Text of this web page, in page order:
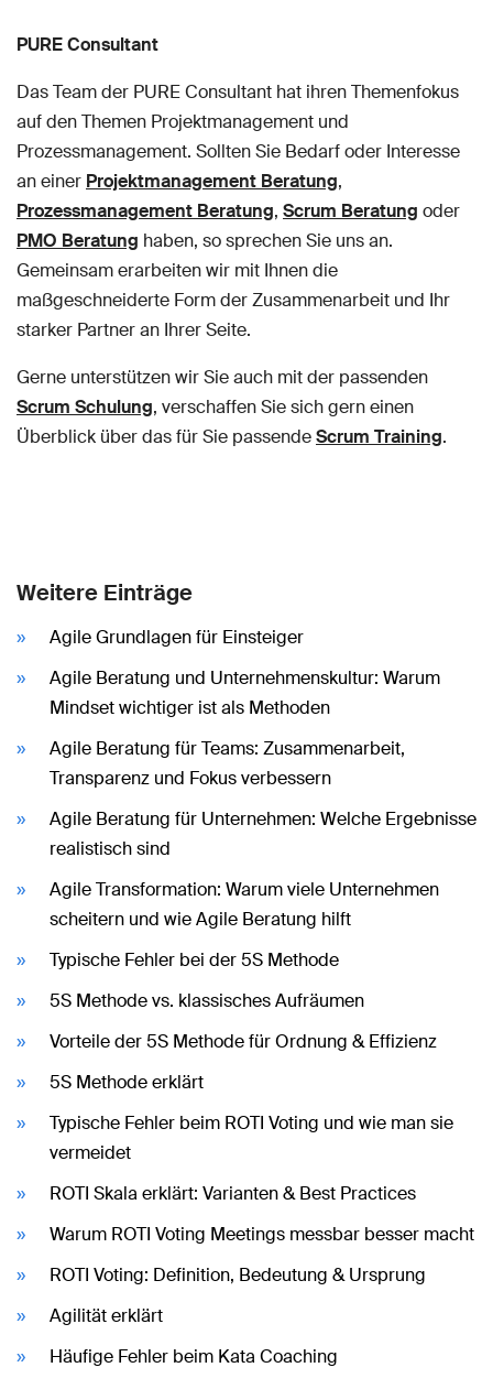
PURE Consultant
Das Team der PURE Consultant hat ihren Themenfokus
auf den Themen Projektmanagement und
Prozessmanagement. Sollten Sie Bedarf oder Interesse
an einer Projektmanagement Beratung,
Prozessmanagement Beratung, Scrum Beratung oder
PMO Beratung haben, so sprechen Sie uns an.
Gemeinsam erarbeiten wir mit Ihnen die
maßgeschneiderte Form der Zusammenarbeit und Ihr
starker Partner an Ihrer Seite.
Gerne unterstützen wir Sie auch mit der passenden
Scrum Schulung, verschaffen Sie sich gern einen
Überblick über das für Sie passendeScrum Training.
Weitere Einträge
Agile Grundlagen für Einsteiger
Agile Beratung und Unternehmenskultur: Warum
Mindset wichtiger ist als Methoden
Agile Beratung für Teams: Zusammenarbeit,
Transparenz und Fokus verbessern
Agile Beratung für Unternehmen: Welche Ergebnisse
realistisch sind
Agile Transformation: Warum viele Unternehmen
scheitern und wie Agile Beratung hilft
Typische Fehler bei der 5S Methode
5S Methode vs. klassisches Aufräumen
Vorteile der 5S Methode für Ordnung & Effizienz
5S Methode erklärt
Typische Fehler beim ROTI Voting und wie man sie
vermeidet
ROTI Skala erklärt: Varianten & Best Practices
Warum ROTI Voting Meetings messbar besser macht
ROTI Voting: Definition, Bedeutung & Ursprung
Agilität erklärt
Häufige Fehler beim Kata Coaching